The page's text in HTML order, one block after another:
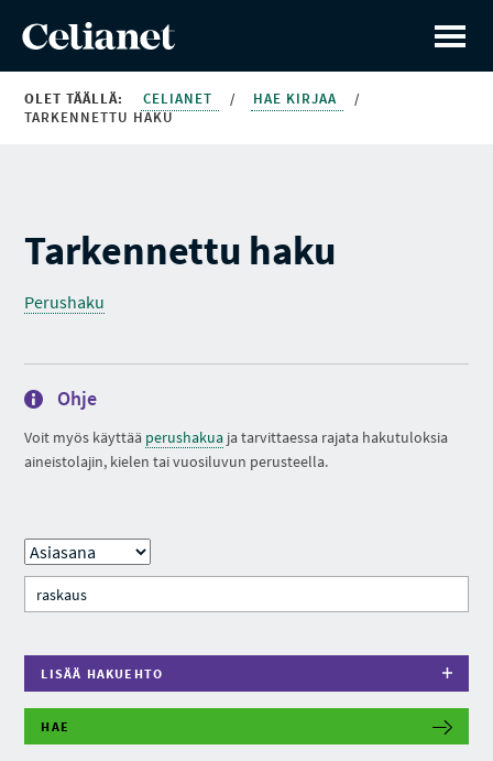
OLET TÄÄLLÄ: CELIANET / HAE KIRJAA
/
TARKENNETTU HAKU
Tarkennettu haku
Perushaku
Ohje
Voit myös käyttää perushakua ja tarvittaessa rajata hakutuloksia
aineistolajin, kielen tai vuosiluvun perusteella.
LISÄÄ HAKUEHTO
HAE
R